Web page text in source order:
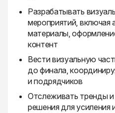
Разрабатывать
мероприятий, включая
материалы,
контент
Вести визуальную
до финала,
и подрядчиков
Отслеживать тренды
решения для усиления